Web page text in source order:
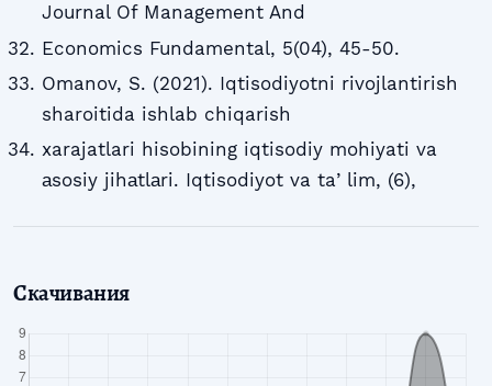
Journal Of Management And
Economics Fundamental, 5(04), 45-50.
Omanov, S. (2021). Iqtisodiyotni rivojlantirish
sharoitida ishlab chiqarish
xarajatlari hisobining iqtisodiy mohiyati va
аsosiy jihаtlаri. Iqtisodiyot va taʼlim, (6),
Скачивания